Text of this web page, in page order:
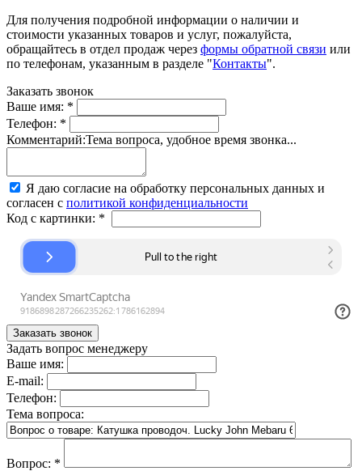
Для получения подробной информации о наличии и
стоимости указанных товаров и услуг, пожалуйста,
обращайтесь в отдел продаж через формы обратной связи или
по телефонам, указанным в разделе "Контакты".
Заказать звонок
Ваше имя: *
Телефон: *
Комментарий:Тема вопроса, удобное время звонка...
Я даю согласие на обработку персональных данных и
согласен с политикой конфиденциальности
Код с картинки: *
Задать вопрос менеджеру
Ваше имя:
E-mail:
Телефон:
Тема вопроса:
Вопрос: *